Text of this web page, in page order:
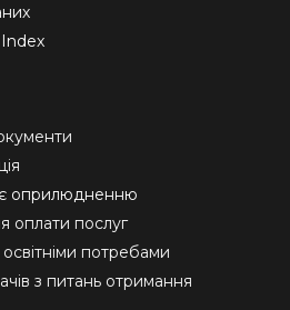
оприлюдненню
оплати послуг
потребами
з питань отримання